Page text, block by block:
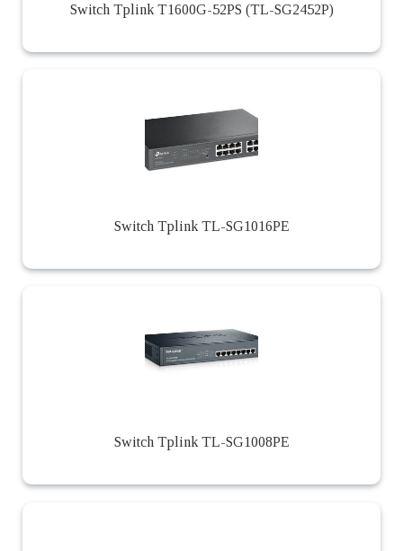
Switch Tplink T1600G-52PS (TL-SG2452P)
Switch Tplink TL-SG1016PE
Switch Tplink TL-SG1008PE